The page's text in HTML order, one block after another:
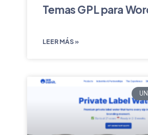
Temas GPL para
LEER MÁS »